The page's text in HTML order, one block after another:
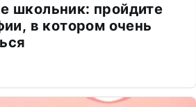
школьник: пройдите
в котором очень